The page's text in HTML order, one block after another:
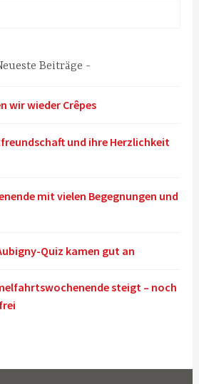
Beiträge
wir wieder Crêpes
und ihre Herzlichkeit
mit vielen Begegnungen und
Quiz kamen gut an
steigt – noch